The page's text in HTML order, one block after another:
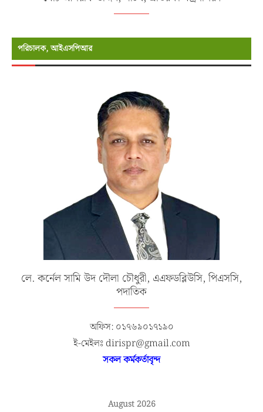
পরিচালক, আইএসপিআর
লে. কর্নেল সামি উদ দৌলা চৌধুরী, এএফডব্লিউসি, পিএসসি,
পদাতিক
অফিস: ০১৭৬৯০১৭১৯০
ই-মেইলঃ dirispr@gmail.com
সকল কর্মকর্তাবৃন্দ
August 2026